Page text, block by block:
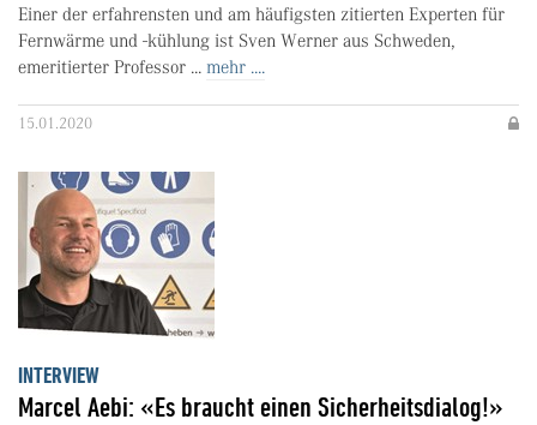
Einer der erfahrensten und am häufigsten zitierten Experten für
Fernwärme und -kühlung ist Sven Werner aus Schweden,
emeritierter Professor ... mehr ....
15.01.2020
INTERVIEW
Marcel Aebi: «Es braucht einen Sicherheitsdialog!»